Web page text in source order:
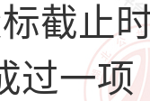
截止
过一